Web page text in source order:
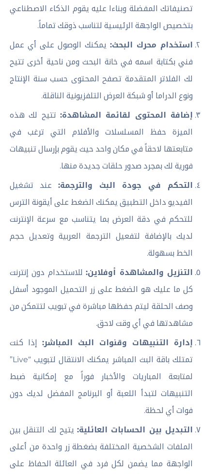
تصنيفاتك المفضلة وبناءا عليه يقوم الذكاء الاصطناعي
بتخصيص الواجهة الرئيسية لتناسب ذوقك تماماً.
استخدام محرك البحث: يمكنك الوصول على أي عمل
فني بكتابة اسمه في خانة البحث ومن ناحية أخرى تتيح
لك الفلاتر المتقدمة تصفح المحتوى حسب سنة الإنتاج
ونوع الدراما أو شبكة العرض التلفزيونية الناقلة.
إضافة المحتوى لقائمة المشاهدة: تتيح لك هذه
الميزة حفظ المسلسلات والأفلام التي ترغب في
متابعتها لاحقاً في مكان واحد حيث يقوم بإرسال تنبيهات
فورية لك بمجرد صدور حلقات جديدة منها.
التحكم في جودة البث والترجمة: عند تشغيل
الفيديو داخل التطبيق يمكنك الضغط على أيقونة الترس
للتحكم في دقة العرض بما يتناسب مع سرعة الإنترنت
لديك بالإضافة لتفعيل الترجمة العربية وتعديل حجم
الخط بسهولة.
التنزيل والمشاهدة أوفلاين:للاستخدام دون إنترنت
كل ما عليك هو الضغط على زر التحميل الموجود أسفل
وصف الحلقة ليتم حفظها مباشرة في تبويب لتتمكن من
مشاهدتها في أي وقت لاحق.
إدارة التنبيهات وقنوات البث المباشر: إذا كنت
تمتلك باقة البث المباشر يمكنك الانتقال لتبويب “Live”
لمتابعة المباريات والأخبار فوراً مع إمكانية ضبط
التنبيهات لتبدأ اللعبة أو البرنامج المفضل لديك دون
فوات أي لحظة.
التبديل بين الحسابات العائلية:يتيح لك التنقل بين
الملفات الشخصية المختلفة بضغطة زر واحدة من أعلى
الواجهة مما يضمن لكل فرد في العائلة الحفاظ على